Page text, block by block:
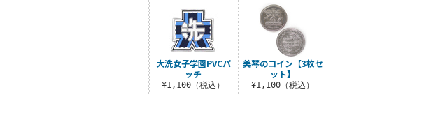
大洗女子学園PVCパ
ッチ
¥1,100（税込）
美琴のコイン【3枚セ
ット】
¥1,100（税込）